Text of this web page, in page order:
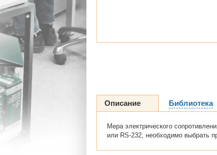
Описание Библиотека
Мера электрического
или RS-232, необходимо выбрать